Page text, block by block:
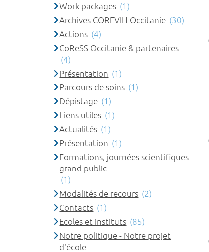
Work packages (1)
Archives COREVIH Occitanie (30)
Actions (4)
CoReSS Occitanie & partenaires
(4)
Présentation (1)
Parcours de soins (1)
Dépistage (1)
Liens utiles (1)
Actualités (1)
Présentation (1)
Formations, journées scientifiques
grand public
(1)
Modalités de recours (2)
Contacts (1)
Ecoles et instituts (85)
Notre politique - Notre projet
d'école